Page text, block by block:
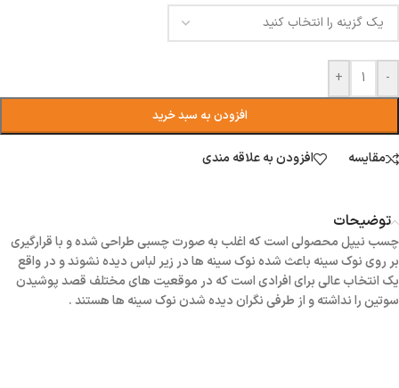
-
+
افزودن به سبد خرید
مقایسه افزودن به علاقه مندی
توضیحات
چسب نیپل محصولی است که اغلب به صورت چسبی طراحی شده و با قرارگیری
بر روی نوک سینه باعث شده نوک سینه ها در زیر لباس دیده نشوند و در واقع
یک انتخاب عالی برای افرادی است که در موقعیت های مختلف قصد پوشیدن
سوتین را نداشته و از طرفی نگران دیده شدن نوک سینه ها هستند .